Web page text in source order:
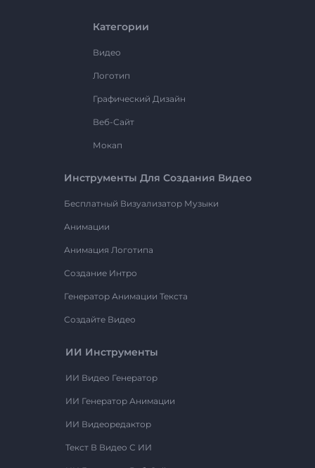
Категории
Видео
Логотип
Графический Дизайн
Веб-Сайт
Мокап
Инструменты Для Создания Видео
Бесплатный Визуализатор Музыки
Анимации
Анимация Логотипа
Создание Интро
Генератор Анимации Текста
Создайте Видео
ИИ Инструменты
ИИ Видео Генератор
ИИ Генератор Анимации
ИИ Видеоредактор
Текст В Видео С ИИ